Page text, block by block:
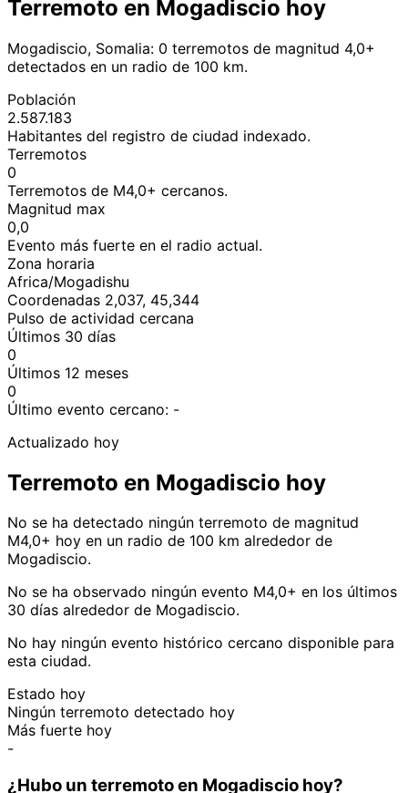
Terremoto en Mogadiscio hoy
Mogadiscio, Somalia: 0 terremotos de magnitud 4,0+
detectados en un radio de 100 km.
Población
2.587.183
Habitantes del registro de ciudad indexado.
Terremotos
0
Terremotos de M4,0+ cercanos.
Magnitud max
0,0
Evento más fuerte en el radio actual.
Zona horaria
Africa/Mogadishu
Coordenadas 2,037, 45,344
Pulso de actividad cercana
Últimos 30 días
0
Últimos 12 meses
0
Último evento cercano: -
Actualizado hoy
Terremoto en Mogadiscio hoy
No se ha detectado ningún terremoto de magnitud
M4,0+ hoy en un radio de 100 km alrededor de
Mogadiscio.
No se ha observado ningún evento M4,0+ en los últimos
30 días alrededor de Mogadiscio.
No hay ningún evento histórico cercano disponible para
esta ciudad.
Estado hoy
Ningún terremoto detectado hoy
Más fuerte hoy
-
¿Hubo un terremoto en Mogadiscio hoy?